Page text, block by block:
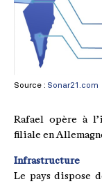
Source : Sonar21.com
Rafael opère à
filiale en
Infrastructure
Le pays dispose